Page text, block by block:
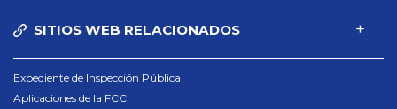
SITIOS WEB RELACIONADOS
Expediente de Inspección Pública
Aplicaciones de la FCC